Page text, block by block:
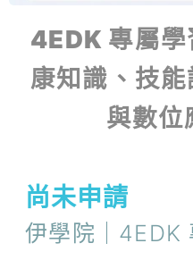
4EDK 專屬
康知識、技
與數位
尚未申請
伊學院｜4EDK